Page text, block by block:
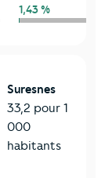
1,43 %
Suresnes
33,2 pour 1
000
habitants